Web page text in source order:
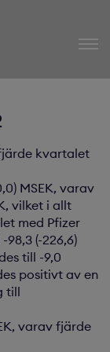
kvartalet
MSEK, varav
vilket i allt
med Pfizer
(-226,6)
till -9,0
positivt av en
till
varav fjärde